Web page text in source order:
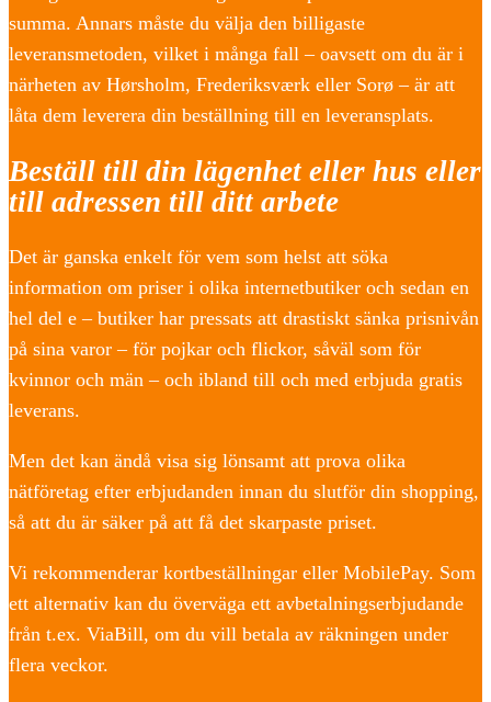
summa. Annars måste du välja den billigaste
leveransmetoden, vilket i många fall – oavsett om du är i
närheten av Hørsholm, Frederiksværk eller Sorø – är att
låta dem leverera din beställning till en leveransplats.
Beställ till din lägenhet eller hus eller
till adressen till ditt arbete
Det är ganska enkelt för vem som helst att söka
information om priser i olika internetbutiker och sedan en
hel del e – butiker har pressats att drastiskt sänka prisnivån
på sina varor – för pojkar och flickor, såväl som för
kvinnor och män – och ibland till och med erbjuda gratis
leverans.
Men det kan ändå visa sig lönsamt att prova olika
nätföretag efter erbjudanden innan du slutför din shopping,
så att du är säker på att få det skarpaste priset.
Vi rekommenderar kortbeställningar eller MobilePay. Som
ett alternativ kan du överväga ett avbetalningserbjudande
från t.ex. ViaBill, om du vill betala av räkningen under
flera veckor.